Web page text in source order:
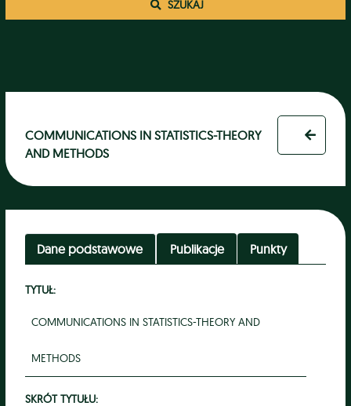
SZUKAJ
COMMUNICATIONS IN STATISTICS-THEORY
AND METHODS
Dane podstawowe Publikacje Punkty
TYTUŁ:
COMMUNICATIONS IN STATISTICS-THEORY AND
METHODS
SKRÓT TYTUŁU: